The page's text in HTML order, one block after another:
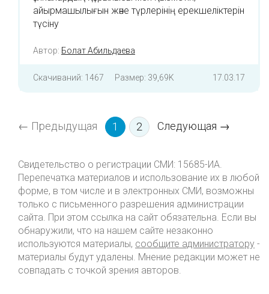
айырмашылығын және түрлерінің ерекшеліктерін
түсіну
Автор: Болат Абильдаева
Скачиваний: 1467 Размер: 39,69K 17.03.17
← Предыдущая 1 2 Следующая →
Свидетельство о регистрации СМИ: 15685-ИА.
Перепечатка материалов и использование их в любой
форме, в том числе и в электронных СМИ, возможны
только с письменного разрешения администрации
сайта. При этом ссылка на сайт обязательна. Если вы
обнаружили, что на нашем сайте незаконно
используются материалы, сообщите администратору -
материалы будут удалены. Мнение редакции может не
совпадать с точкой зрения авторов.